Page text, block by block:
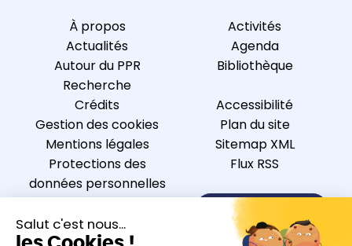
À propos
Actualités
Autour du PPR
Recherche
Activités
Agenda
Bibliothèque
Crédits
Gestion des cookies
Mentions légales
Protections des
données personnelles
Accessibilité
Plan du site
Sitemap XML
Flux RSS
Nous contacter